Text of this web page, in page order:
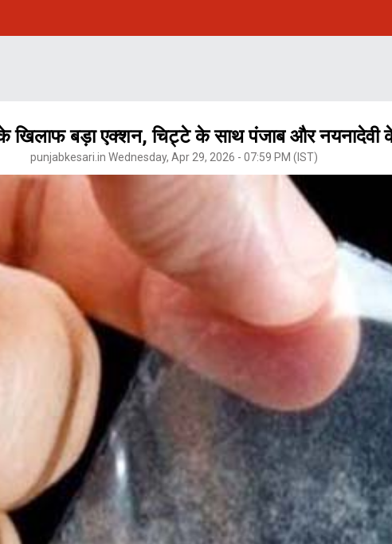
खिलाफ बड़ा एक्शन, चिट्टे के साथ पंजाब और नयनादेवी
punjabkesari.in Wednesday, Apr 29, 2026 - 07:59 PM (IST)